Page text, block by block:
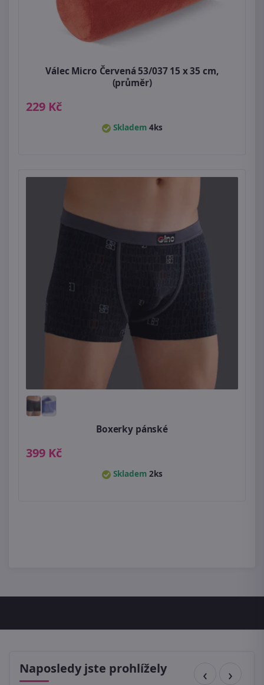
Válec Micro Červená 53/037 15 x 35 cm,
(průměr)
229 Kč
Skladem 4ks
Boxerky pánské
399 Kč
Skladem 2ks
Naposledy jste prohlížely